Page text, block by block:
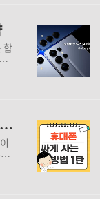
합
휴대폰 싸게 사는 법(소비자 관점) 1탄